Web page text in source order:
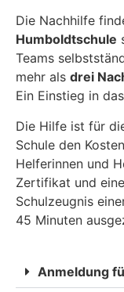
Die Nachhilfe
Humboldtschule
Teams
mehr als drei
Ein Einstieg in
Die Hilfe ist für
Schule den
Helferinnen und
Zertifikat und
Schulzeugnis
45 Minuten
Anmeldung